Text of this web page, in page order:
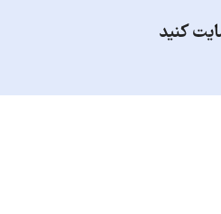
کنید